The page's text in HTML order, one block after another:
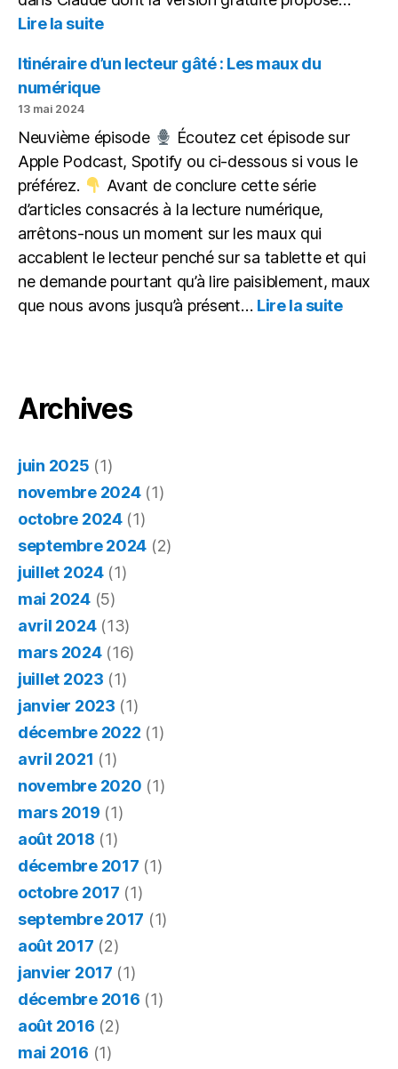
Lire la suite:
&
Différenciation
Itinéraire d’un lecteur gâté : Les maux du
numérique
13 mai 2024
Neuvième épisode
Écoutez cet épisode sur
Apple Podcast, Spotify ou ci-dessous si vous le
préférez.
Avant de conclure cette série
d’articles consacrés à la lecture numérique,
arrêtons-nous un moment sur les maux qui
accablent le lecteur penché sur sa tablette et qui
ne demande pourtant qu’à lire paisiblement, maux
que nous avons jusqu’à présent… Lire la suite:
Archives
juin 2025 (1)
novembre 2024(1)
octobre 2024(1)
septembre 2024 (2)
juillet 2024(1)
mai 2024(5)
avril 2024(13)
mars 2024(16)
juillet 2023 (1)
janvier 2023 (1)
décembre 2022 (1)
avril 2021 (1)
novembre 2020 (1)
mars 2019 (1)
août 2018 (1)
décembre 2017 (1)
octobre 2017 (1)
septembre 2017 (1)
août 2017 (2)
janvier 2017 (1)
décembre 2016 (1)
août 2016 (2)
mai 2016 (1)